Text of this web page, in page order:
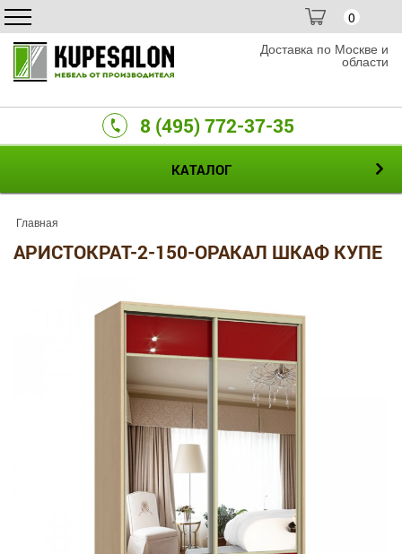
0
Доставка по Москве и
области
8 (495) 772-37-35
КАТАЛОГ
Главная
АРИСТОКРАТ-2-150-ОРАКАЛ ШКАФ КУПЕ